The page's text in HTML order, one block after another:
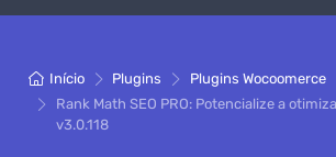
Início Plugins
Plugins Wocoomerce
Rank Math SEO PRO: Potencialize a
v3.0.118